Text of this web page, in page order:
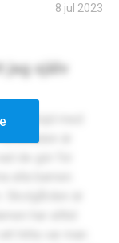
8 jul 2023
jag själv
nöjd med
är